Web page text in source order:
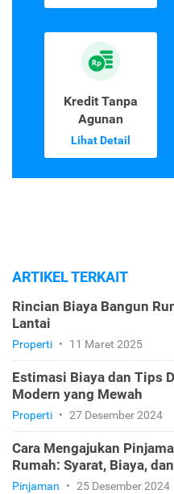
Kredit Tanpa
Agunan
Lihat Detail
ARTIKEL TERKAIT
Rincian Biaya Bangun
Lantai
Properti • 11 Maret 2025
Estimasi Biaya dan Tips
Modern yang Mewah
Properti • 27 Desember 2024
Cara Mengajukan
Rumah: Syarat, Biaya,
Pinjaman • 25 Desember 2024